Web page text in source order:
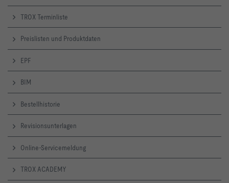
TROX Terminliste
Preislisten und Produktdaten
EPF
BIM
Bestellhistorie
Revisionsunterlagen
Online-Servicemeldung
TROX ACADEMY